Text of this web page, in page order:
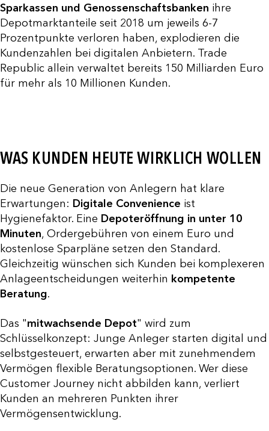
Sparkassen und Genossenschaftsbanken ihre
Depotmarktanteile seit 2018 um jeweils 6-7
Prozentpunkte verloren haben, explodieren die
Kundenzahlen bei digitalen Anbietern. Trade
Republic allein verwaltet bereits 150 Milliarden Euro
für mehr als 10 Millionen Kunden.
WAS KUNDEN HEUTE WIRKLICH WOLLEN
Die neue Generation von Anlegern hat klare
Erwartungen: Digitale Convenience ist
Hygienefaktor. Eine Depoteröffnung in unter 10
Minuten, Ordergebühren von einem Euro und
kostenlose Sparpläne setzen den Standard.
Gleichzeitig wünschen sich Kunden bei komplexeren
Anlageentscheidungen weiterhin kompetente
Beratung.
Das "mitwachsende Depot" wird zum
Schlüsselkonzept: Junge Anleger starten digital und
selbstgesteuert, erwarten aber mit zunehmendem
Vermögen flexible Beratungsoptionen. Wer diese
Customer Journey nicht abbilden kann, verliert
Kunden an mehreren Punkten ihrer
Vermögensentwicklung.